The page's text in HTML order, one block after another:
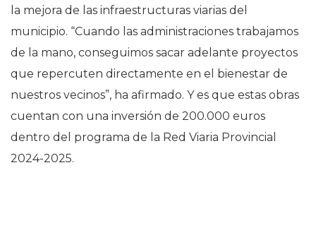
la mejora de las infraestructuras viarias del
municipio. “Cuando las administraciones trabajamos
de la mano, conseguimos sacar adelante proyectos
que repercuten directamente en el bienestar de
nuestros vecinos”, ha afirmado. Y es que estas obras
cuentan con una inversión de 200.000 euros
dentro del programa de la Red Viaria Provincial
2024-2025.